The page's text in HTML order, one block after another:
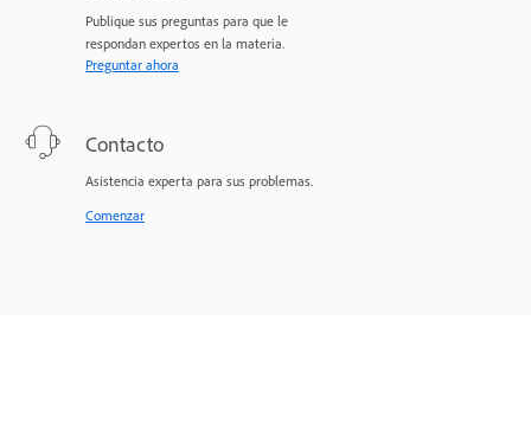
Publique sus preguntas para que le
respondan expertos en la materia.
Preguntar ahora
Contacto
Asistencia experta para sus problemas.
Comenzar